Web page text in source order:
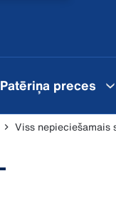
Patēriņa preces
Viss nepieciešamais